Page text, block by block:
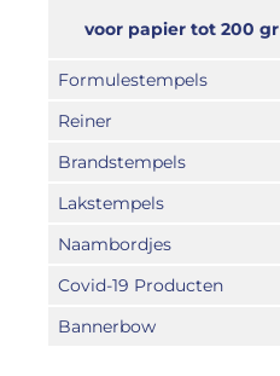
voor papier tot 200 gr
Formulestempels
Reiner
Brandstempels
Lakstempels
Naambordjes
Covid-19 Producten
Bannerbow